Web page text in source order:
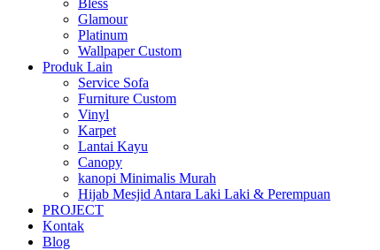
Bless
Glamour
Platinum
Wallpaper Custom
Produk Lain
Service Sofa
Furniture Custom
Vinyl
Karpet
Lantai Kayu
Canopy
kanopi Minimalis Murah
Hijab Mesjid Antara Laki Laki & Perempuan
PROJECT
Kontak
Blog